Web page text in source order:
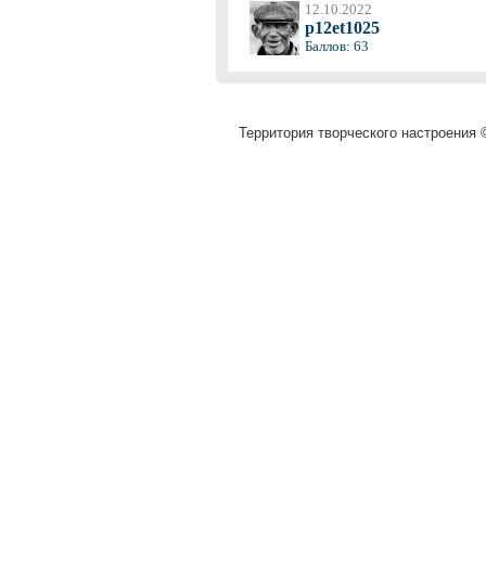
12.10.2022
p12et1025
Баллов: 63
Территория творческого